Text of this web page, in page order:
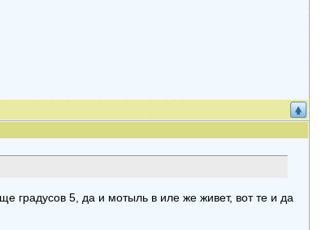
градусов 5, да и мотыль в иле же живет, вот те и да